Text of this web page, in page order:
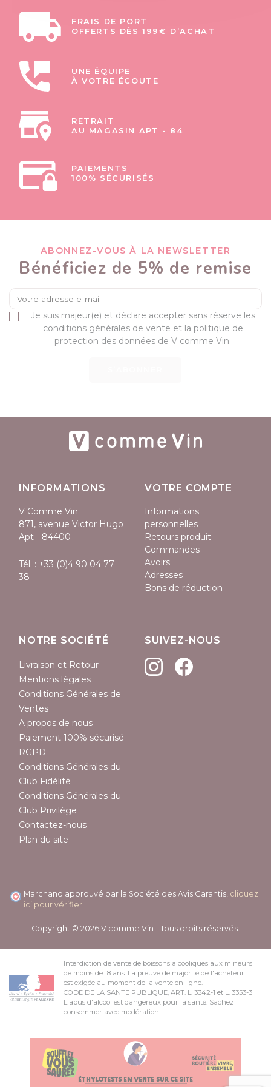
FRAIS DE PORT
OFFERTS DÈS 199€ D’ACHAT
UNE ÉQUIPE
À VOTRE ÉCOUTE
RETRAIT
AU MAGASIN APT - 84
PAIEMENTS
100% SÉCURISÉS
ABONNEZ-VOUS À LA NEWSLETTER
Bénéficiez de 5% de remise
Je suis majeur(e) et déclare accepter sans réserve les
conditions générales de vente et la politique de
protection des données de V comme Vin.
INFORMATIONS
V Comme Vin
871, avenue Victor Hugo
Apt - 84400
Tél. : +33 (0)4 90 04 77
38
VOTRE COMPTE
Informations
personnelles
Retours produit
Commandes
Avoirs
Adresses
Bons de réduction
NOTRE SOCIÉTÉ
Livraison et Retour
Mentions légales
Conditions Générales de
Ventes
A propos de nous
Paiement 100% sécurisé
RGPD
Conditions Générales du
Club Fidélité
Conditions Générales du
Club Privilège
Contactez-nous
Plan du site
SUIVEZ-NOUS
Marchand approuvé par la Société des Avis Garantis, cliquez
ici pour vérifier
Copyright © 2026 V comme Vin - Tous droits réservés.
Interdiction de vente de boissons alcooliques aux mineurs
de moins de 18 ans. La preuve de majorité de l'acheteur
est exigée au moment de la vente en ligne.
CODE DE LA SANTE PUBLIQUE, ART. L. 3342-1 et L. 3353-3
L'abus d'alcool est dangereux pour la santé. Sachez
consommer avec modération.